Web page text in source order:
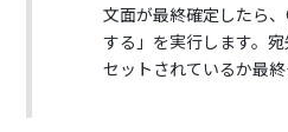
文面が最終確定したら
する」を実行します。
セットされているか最